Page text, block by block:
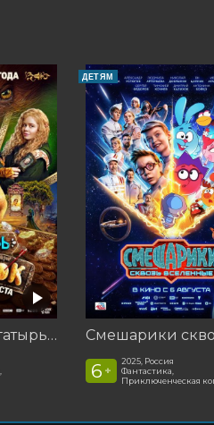
Последний богатырь. Колобок
ДЕТЯМ
6 +
2025, Россия
Фантастика,
Приключенческая